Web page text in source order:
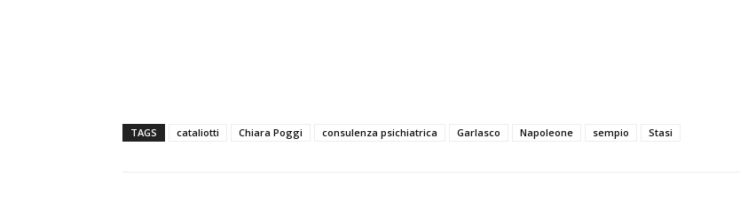
TAGS cataliotti Chiara Poggi consulenza psichiatrica Garlasco Napoleone sempio Stasi